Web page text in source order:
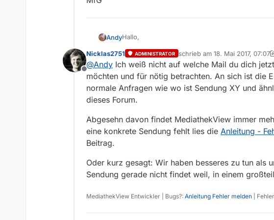
AndyHallo,
abgesehen davon, das viele Sendungen, im
in der MediathekView zum Download bereitgestellt werden, wie z.B. manche deutsche Krimi’s, finde ich es auch sehr
ärgerlich, das auf meine gesendete Mail-
reagiert wird.
Auch standen alle Sendungen zum DL bereit.
Wer kann mir eine Antwort geben? Danke.
Offline
Nicklas2751 ADMINISTRATOR schrieb am 18. Mai 2017, 07:07
zuletzt editiert von Nicklas2751
@Andy Ich weiß nicht auf welche Mail du dich
möchten und für nötig betrachten. An sich ist die
normale Anfragen wie wo ist Sendung XY und
dieses Forum.
Abgesehn davon findet MediathekView immer
eine konkrete Sendung fehlt lies die Anleitung -
Beitrag.
Oder kurz gesagt: Wir haben besseres zu tun als
Sendung gerade nicht findet weil, in einem
MediathekView Entwickler | Bugs?: Anleitung Fehler melden |